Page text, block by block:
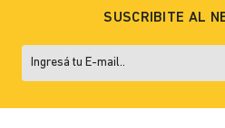
SUSCRIBITE AL